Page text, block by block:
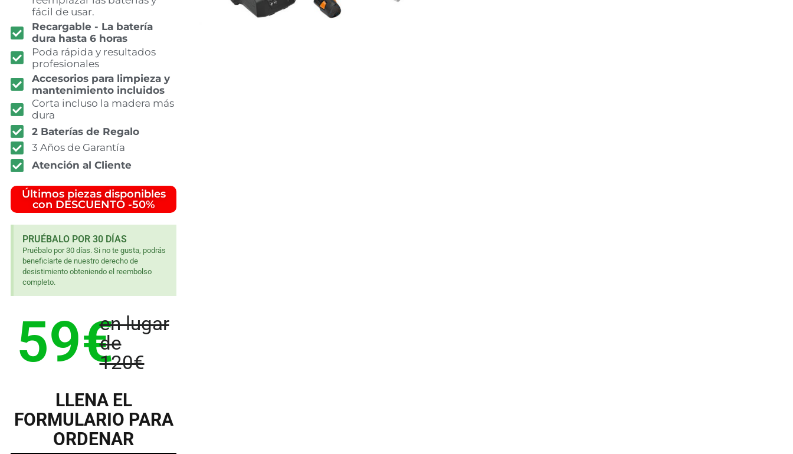
fácil de usar.
Recargable - La batería
dura hasta 6 horas
Poda rápida y resultados
profesionales
Accesorios para limpieza y
mantenimiento incluidos
Corta incluso la madera más
dura
2 Baterías de Regalo
3 Años de Garantía
Atención al Cliente
Últimos piezas disponibles
con DESCUENTO -50%
PRUÉBALO POR 30 DÍAS
Pruébalo por 30 días. Si no te gusta, podrás
beneficiarte de nuestro derecho de
desistimiento obteniendo el reembolso
completo.
59€en lugar
de
120€
LLENA EL
FORMULARIO PARA
ORDENAR